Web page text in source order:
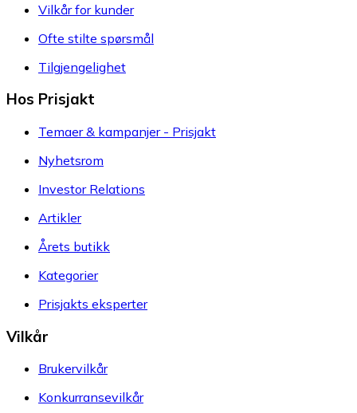
Vilkår for kunder
Ofte stilte spørsmål
Tilgjengelighet
Hos Prisjakt
Temaer & kampanjer - Prisjakt
Nyhetsrom
Investor Relations
Artikler
Årets butikk
Kategorier
Prisjakts eksperter
Vilkår
Brukervilkår
Konkurransevilkår